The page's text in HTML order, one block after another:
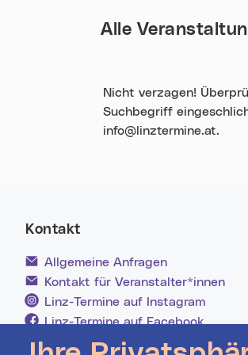
auf Instagram
Login
Alle
Nicht verzagen!
Suchbegriff
info@linztermine.at.
Kontakt
Allgemeine Anfragen
Kontakt für Veranstalter*innen
Linz-Termine auf Instagram
Linz-Termine auf Facebook